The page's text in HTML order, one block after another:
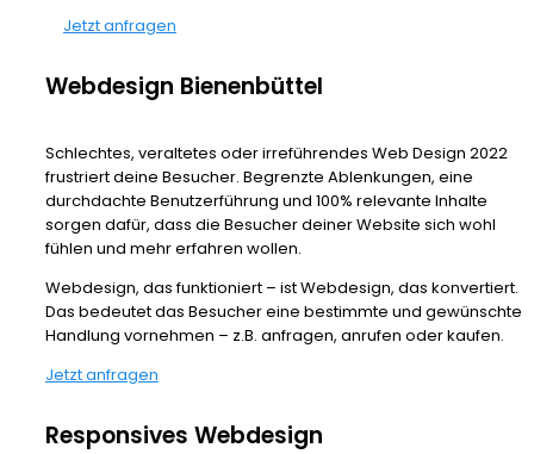
Jetzt anfragen
Webdesign Bienenbüttel
Schlechtes, veraltetes oder irreführendes Web Design 2022
frustriert deine Besucher. Begrenzte Ablenkungen, eine
durchdachte Benutzerführung und 100% relevante Inhalte
sorgen dafür, dass die Besucher deiner Website sich wohl
fühlen und mehr erfahren wollen.
Webdesign, das funktioniert – ist Webdesign, das konvertiert.
Das bedeutet das Besucher eine bestimmte und gewünschte
Handlung vornehmen – z.B. anfragen, anrufen oder kaufen.
Jetzt anfragen
Responsives Webdesign